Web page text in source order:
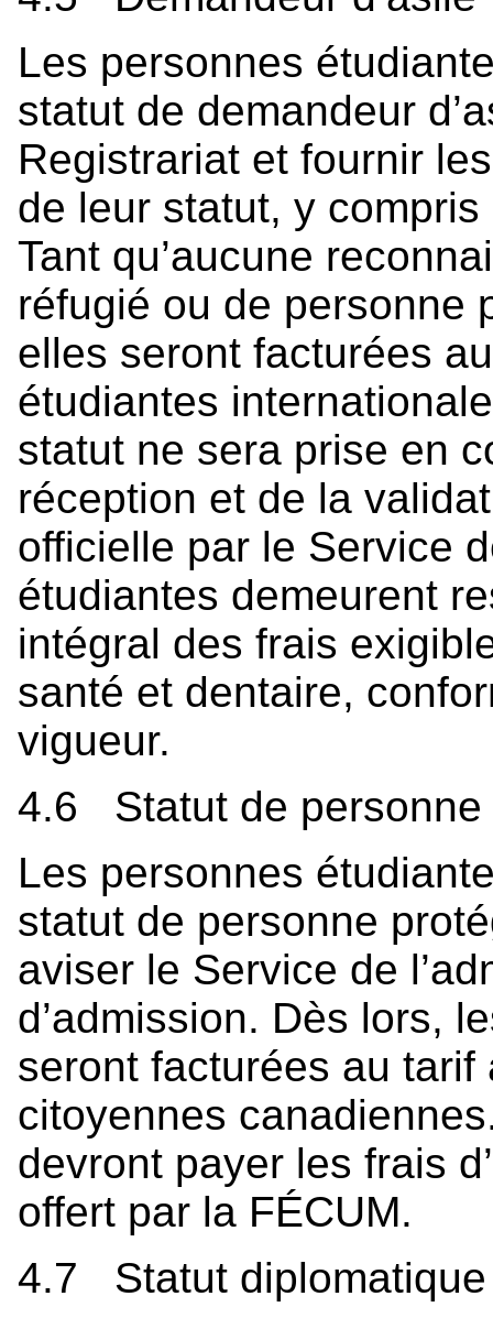
Les personnes
statut de demandeur
Registrariat et fournir
de leur statut, y
Tant qu’aucune
réfugié ou de personne
elles seront facturées
étudiantes
statut ne sera prise en
réception et de la
officielle par le Service
étudiantes demeurent
intégral des frais
santé et dentaire,
vigueur.
4.6 Statut de personne
Les personnes
statut de personne
aviser le Service de
d’admission. Dès lors,
seront facturées au
citoyennes
devront payer les frais
offert par la FÉCUM.
4.7 Statut diplomatique